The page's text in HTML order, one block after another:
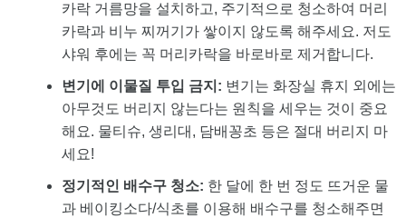
카락 거름망을 설치하고, 주기적으로 청소하여 머리
카락과 비누 찌꺼기가 쌓이지 않도록 해주세요. 저도
샤워 후에는 꼭 머리카락을 바로바로 제거합니다.
변기에 이물질 투입 금지: 변기는 화장실 휴지 외에는
아무것도 버리지 않는다는 원칙을 세우는 것이 중요
해요. 물티슈, 생리대, 담배꽁초 등은 절대 버리지 마
세요!
정기적인 배수구 청소: 한 달에 한 번 정도 뜨거운 물
과 베이킹소다/식초를 이용해 배수구를 청소해주면